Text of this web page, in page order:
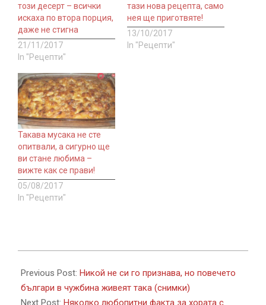
този десерт – всички
искаха по втора порция,
даже не стигна
21/11/2017
In "Рецепти"
тази нова рецепта, само
нея ще приготвяте!
13/10/2017
In "Рецепти"
Такава мусака не сте
опитвали, а сигурно ще
ви стане любима –
вижте как се прави!
05/08/2017
In "Рецепти"
07-
30
Previous Post: Никой не си го признава, но повечето
българи в чужбина живеят така (снимки)
Next Post: Няколко любопитни факта за хората с